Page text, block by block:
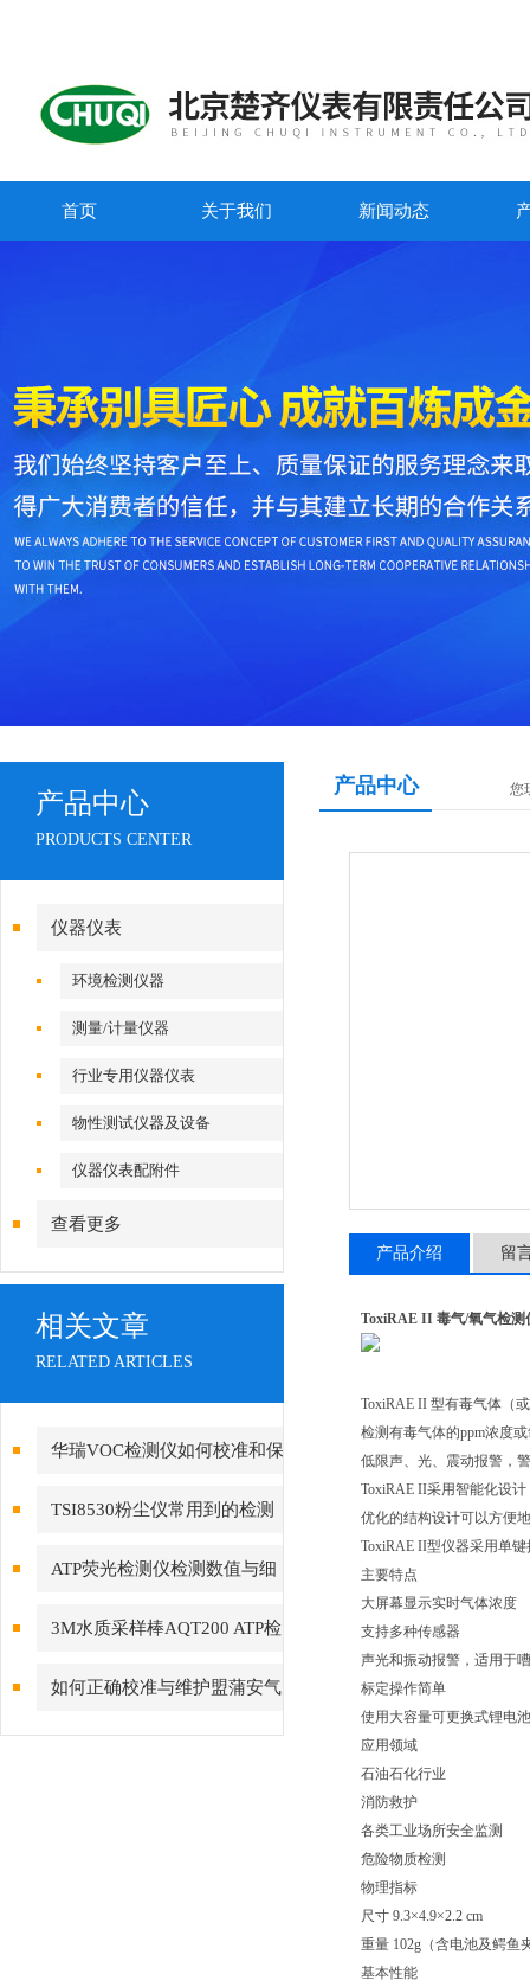
首页 关于我们 新闻动态
产品中心
PRODUCTS CENTER
仪器仪表
环境检测仪器
测量/计量仪器
行业专用仪器仪表
物性测试仪器及设备
仪器仪表配附件
查看更多
相关文章
RELATED ARTICLES
华瑞VOC检测仪如何校准和保
TSI8530粉尘仪常用到的检测
技术有哪些?
ATP荧光检测仪检测数值与细
菌总数量化关系
3M水质采样棒AQT200 ATP检
测拭子 水样涂抹棒
如何正确校准与维护盟蒲安气
体检测仪？
产品中心 您
产品介绍 留
ToxiRAE II 毒气/氧气检测
ToxiRAE II 型有毒气体（
检测有毒气体的ppm浓度
低限声、光、震动报警，
ToxiRAE II采用智能化设
优化的结构设计可以方便
ToxiRAE II型仪器采用单
主要特点
大屏幕显示实时气体浓度
支持多种传感器
声光和振动报警，适用于
标定操作简单
使用大容量可更换式锂电
应用领域
石油石化行业
消防救护
各类工业场所安全监测
危险物质检测
物理指标
尺寸 9.3×4.9×2.2 cm
重量 102g（含电池及鳄鱼
基本性能